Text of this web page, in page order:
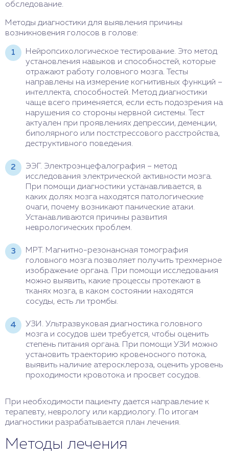
обследование.
Методы диагностики для выявления причины
возникновения голосов в голове:
Нейропсихологическое тестирование. Это метод
установления навыков и способностей, которые
отражают работу головного мозга. Тесты
направлены на измерение когнитивных функций –
интеллекта, способностей. Метод диагностики
чаще всего применяется, если есть подозрения на
нарушения со стороны нервной системы. Тест
актуален при проявлениях депрессии, деменции,
биполярного или постстрессового расстройства,
деструктивного поведения.
ЭЭГ. Электроэнцефалография – метод
исследования электрической активности мозга.
При помощи диагностики устанавливается, в
каких долях мозга находятся патологические
очаги, почему возникают панические атаки.
Устанавливаются причины развития
неврологических проблем.
МРТ. Магнитно-резонансная томография
головного мозга позволяет получить трехмерное
изображение органа. При помощи исследования
можно выявить, какие процессы протекают в
тканях мозга, в каком состоянии находятся
сосуды, есть ли тромбы.
УЗИ. Ультразвуковая диагностика головного
мозга и сосудов шеи требуется, чтобы оценить
степень питания органа. При помощи УЗИ можно
установить траекторию кровеносного потока,
выявить наличие атеросклероза, оценить уровень
проходимости кровотока и просвет сосудов.
При необходимости пациенту дается направление к
терапевту, неврологу или кардиологу. По итогам
диагностики разрабатывается план лечения.
Методы лечения